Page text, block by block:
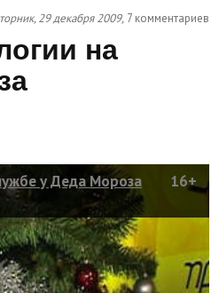
29 декабря 2009, 7 комментариев
на
у Деда Мороза 16+